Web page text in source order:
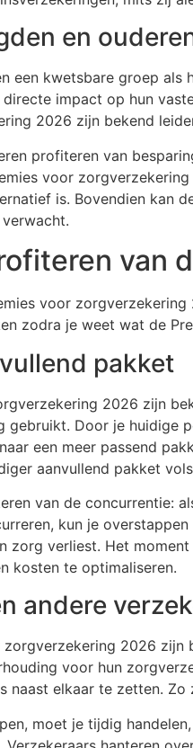
en
een kwetsbare groep
impact op hun
2026 zijn bekend
profiteren van
voor
is. Bovendien kan
van
voor
zodra je weet wat de
pakket
2026 zijn
gebruikt. Door je huidige
een meer passend
aanvullend pakket
van de concurrentie:
kun je
zorg verliest. Het
kosten te optimaliseren.
andere
zorgverzekering 2026
voor hun
naast elkaar te zetten.
moet je tijdig